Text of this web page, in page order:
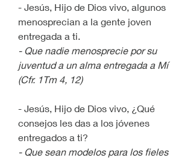
- Jesús, Hijo de Dios vivo, algunos
menosprecian a la gente joven
entregada a ti.
- Que nadie menosprecie por su
juventud a un alma entregada a Mí
(Cfr. 1Tm 4, 12)
- Jesús, Hijo de Dios vivo, ¿Qué
consejos les das a los jóvenes
entregados a ti?
- Que sean modelos para los fieles